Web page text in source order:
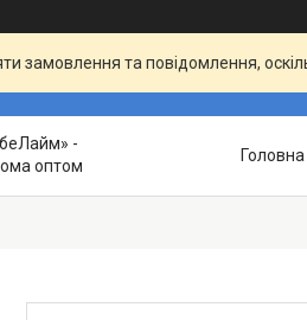
замовлення та повідомлення,
-
оптом
Головна